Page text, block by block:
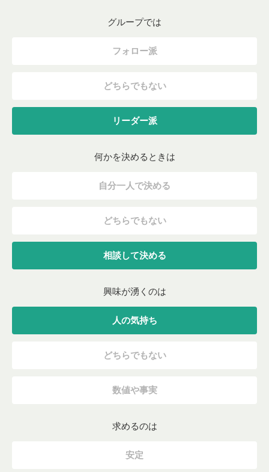
グループでは
フォロー派
どちらでもない
リーダー派
何かを決めるときは
自分一人で決める
どちらでもない
相談して決める
興味が湧くのは
人の気持ち
どちらでもない
数値や事実
求めるのは
安定